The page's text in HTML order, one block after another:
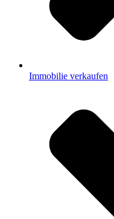
Immobilie verkaufen